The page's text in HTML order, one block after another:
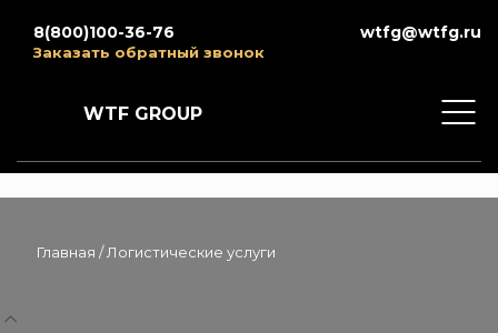
8(800)100-36-76 wtfg@wtfg.ru
Заказать обратный звонок
WTF GROUP
Главная /Логистические услуги